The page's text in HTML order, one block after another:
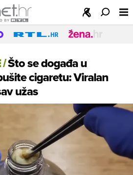
/Što se događa u
cigaretu: Viralan
užas